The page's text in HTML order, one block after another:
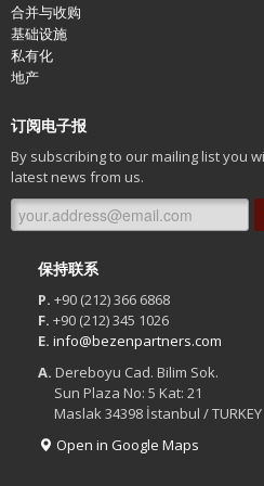
合并与收购
基础设施
私有化
地产
订阅电子报
By subscribing to our mailing list you
latest news from us.
保持联系
P. +90 (212) 366 6868
F. +90 (212) 345 1026
E. info@bezenpartners.com
A. Dereboyu Cad. Bilim Sok.
Sun Plaza No: 5 Kat: 21
Maslak 34398 İstanbul / TURKEY
Open in Google Maps